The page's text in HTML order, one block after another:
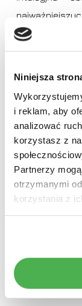
Niniejsza
i reklam, aby
analizować
korzystasz z
Partnerzy
otrzymanymi
korzystania z
podczas
kierowcy i
z
pozwala na
rozbudowę